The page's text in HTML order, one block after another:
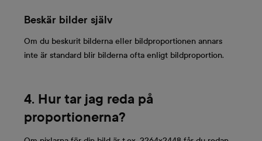
Beskär bilder själv
Om du beskurit bilderna eller bildproportionen annars
inte är standard blir bilderna ofta enligt bildproportion.
4. Hur tar jag reda på
proportionerna?